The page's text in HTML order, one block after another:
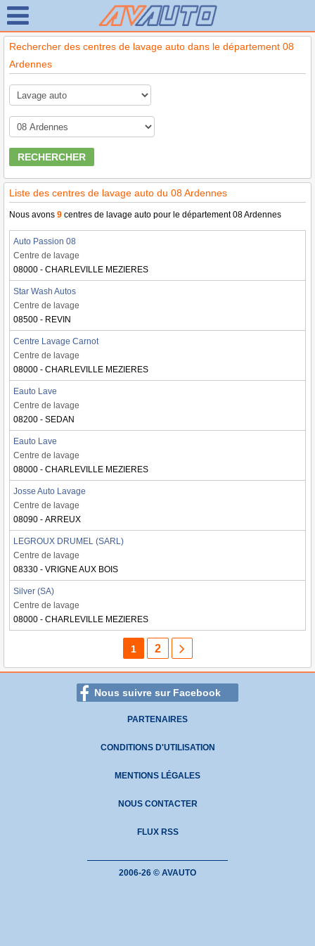
Rechercher des centres de lavage auto dans le département 08
Ardennes
RECHERCHER
Liste des centres de lavage auto du 08 Ardennes
Nous avons 9 centres de lavage auto pour le département 08 Ardennes
Auto Passion 08
Centre de lavage
08000 - CHARLEVILLE MEZIERES
Star Wash Autos
Centre de lavage
08500 - REVIN
Centre Lavage Carnot
Centre de lavage
08000 - CHARLEVILLE MEZIERES
Eauto Lave
Centre de lavage
08200 - SEDAN
Eauto Lave
Centre de lavage
08000 - CHARLEVILLE MEZIERES
Josse Auto Lavage
Centre de lavage
08090 - ARREUX
LEGROUX DRUMEL (SARL)
Centre de lavage
08330 - VRIGNE AUX BOIS
Silver (SA)
Centre de lavage
08000 - CHARLEVILLE MEZIERES
1 2
Nous suivre sur Facebook
PARTENAIRES
CONDITIONS D'UTILISATION
MENTIONS LÉGALES
NOUS CONTACTER
FLUX RSS
2006-26 © AVAUTO